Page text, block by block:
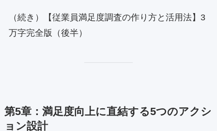
（続き）【従業員満足度調査の作り方と活用法】3
万字完全版（後半）
第5章：満足度向上に直結する5つのアクシ
ョン設計